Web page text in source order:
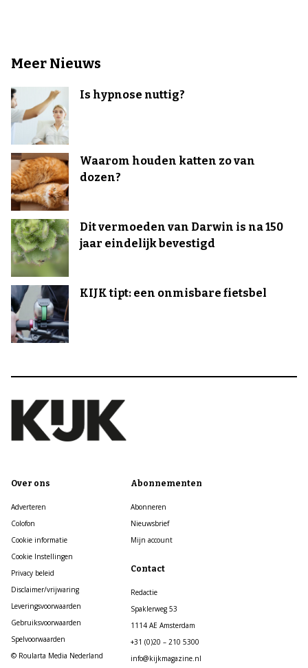
Meer Nieuws
Is hypnose nuttig?
Waarom houden katten zo van
dozen?
Dit vermoeden van Darwin is na 150
jaar eindelijk bevestigd
KIJK tipt: een onmisbare fietsbel
Over ons
Adverteren
Colofon
Cookie informatie
Cookie Instellingen
Privacy beleid
Disclaimer/vrijwaring
Leveringsvoorwaarden
Gebruiksvoorwaarden
Spelvoorwaarden
© Roularta Media Nederland
Abonnementen
Abonneren
Nieuwsbrief
Mijn account
Contact
Redactie
Spaklerweg 53
1114 AE Amsterdam
+31 (0)20 – 210 5300
info@kijkmagazine.nl